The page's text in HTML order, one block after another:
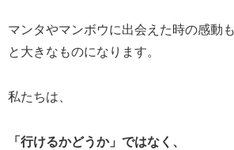
マンタやマンボウに出会えた時の感動
と大きなものになります。
私たちは、
「行けるかどうか」ではなく、